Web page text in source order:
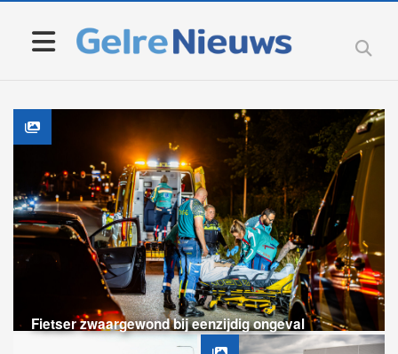
Fietser zwaargewond bij eenzijdig ongeval